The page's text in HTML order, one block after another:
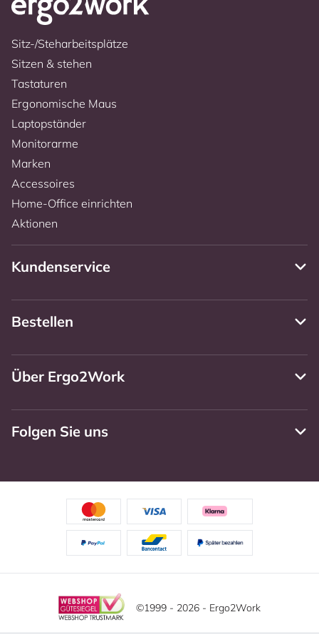
Sitz-/Steharbeitsplätze
Sitzen & stehen
Tastaturen
Ergonomische Maus
Laptopständer
Monitorarme
Marken
Accessoires
Home-Office einrichten
Aktionen
Kundenservice
Bestellen
Über Ergo2Work
Folgen Sie uns
©1999 - 2026 - Ergo2Work